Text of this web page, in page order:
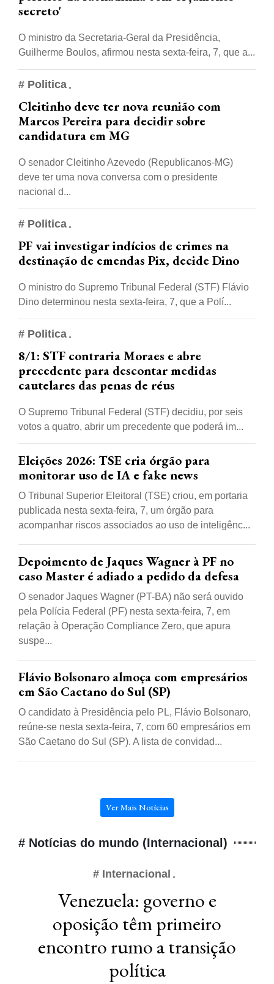
secreto'
O ministro da Secretaria-Geral da Presidência,
Guilherme Boulos, afirmou nesta sexta-feira, 7, que a...
# Politica
Cleitinho deve ter nova reunião com
Marcos Pereira para decidir sobre
candidatura em MG
O senador Cleitinho Azevedo (Republicanos-MG)
deve ter uma nova conversa com o presidente
nacional d...
# Politica
PF vai investigar indícios de crimes na
destinação de emendas Pix, decide Dino
O ministro do Supremo Tribunal Federal (STF) Flávio
Dino determinou nesta sexta-feira, 7, que a Polí...
# Politica
8/1: STF contraria Moraes e abre
precedente para descontar medidas
cautelares das penas de réus
O Supremo Tribunal Federal (STF) decidiu, por seis
votos a quatro, abrir um precedente que poderá im...
Eleições 2026: TSE cria órgão para
monitorar uso de IA e fake news
O Tribunal Superior Eleitoral (TSE) criou, em portaria
publicada nesta sexta-feira, 7, um órgão para
acompanhar riscos associados ao uso de inteligênc...
Depoimento de Jaques Wagner à PF no
caso Master é adiado a pedido da defesa
O senador Jaques Wagner (PT-BA) não será ouvido
pela Polícia Federal (PF) nesta sexta-feira, 7, em
relação à Operação Compliance Zero, que apura
suspe...
Flávio Bolsonaro almoça com empresários
em São Caetano do Sul (SP)
O candidato à Presidência pelo PL, Flávio Bolsonaro,
reúne-se nesta sexta-feira, 7, com 60 empresários em
São Caetano do Sul (SP). A lista de convidad...
Ver Mais Notícias
# Notícias do mundo (Internacional)
# Internacional
Venezuela: governo e
oposição têm primeiro
encontro rumo a transição
política